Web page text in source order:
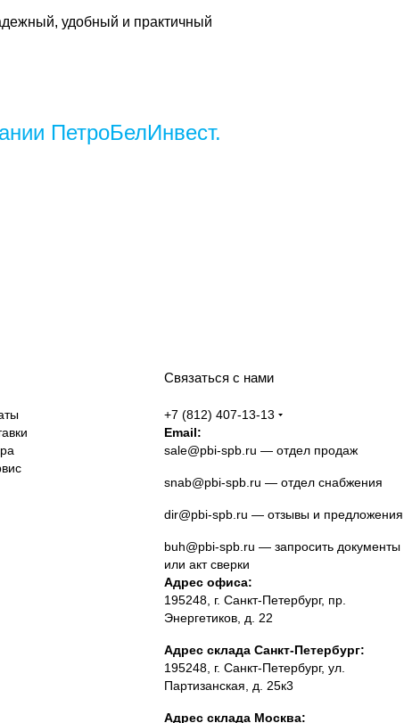
удобный и практичный
ПетроБелИнвест.
Связаться с нами
+7 (812) 407-13-13
Email:
sale@pbi-spb.ru — отдел продаж
snab@pbi-spb.ru — отдел снабжения
dir@pbi-spb.ru — отзывы и предложения
buh@pbi-spb.ru — запросить документы
или акт сверки
Адрес офиса:
195248, г. Санкт-Петербург, пр.
Энергетиков, д. 22
Адрес склада Санкт-Петербург:
195248, г. Санкт-Петербург, ул.
Партизанская, д. 25к3
Адрес склада Москва: